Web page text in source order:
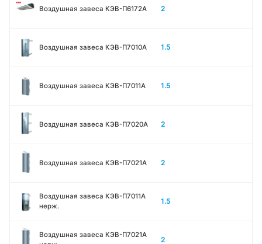
Воздушная завеса КЭВ-П6172А 2
Воздушная завеса КЭВ-П7010A 1.5
Воздушная завеса КЭВ-П7011A 1.5
Воздушная завеса КЭВ-П7020A 2
Воздушная завеса КЭВ-П7021A 2
Воздушная завеса КЭВ-П7011A
нерж.
1.5
Воздушная завеса КЭВ-П7021A
2